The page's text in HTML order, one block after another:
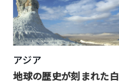
アジア
地球の歴史が刻まれた白